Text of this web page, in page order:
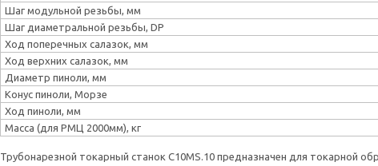
Шаг модульной резьбы, мм
Шаг диаметральной резьбы, DP
Ход поперечных салазок, мм
Ход верхних салазок, мм
Диаметр пиноли, мм
Конус пиноли, Морзе
Ход пиноли, мм
Масса (для РМЦ 2000мм), кг
Трубонарезной токарный станок C10MS.10 предназначен для токарной